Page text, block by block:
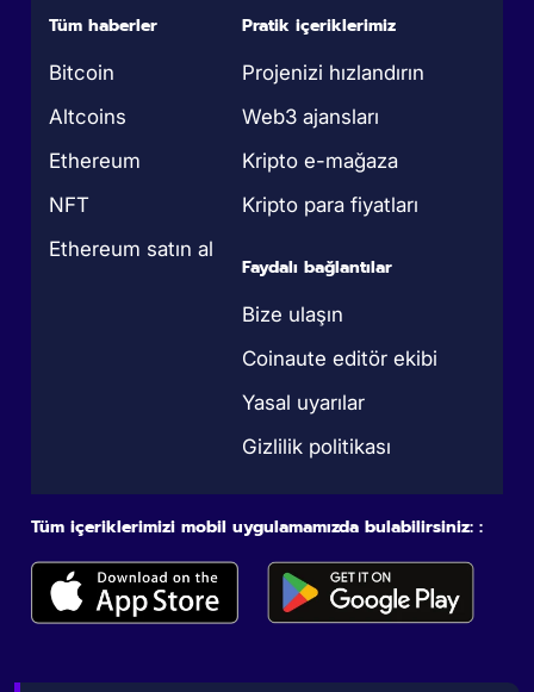
Tüm haberler
Bitcoin
Altcoins
Ethereum
NFT
Ethereum satın al
Pratik içeriklerimiz
Projenizi hızlandırın
Web3 ajansları
Kripto e-mağaza
Kripto para fiyatları
Faydalı bağlantılar
Bize ulaşın
Coinaute editör ekibi
Yasal uyarılar
Gizlilik politikası
Tüm içeriklerimizi mobil uygulamamızda bulabilirsiniz: :